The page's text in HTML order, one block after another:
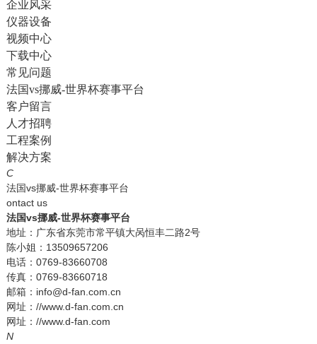
企业风采
仪器设备
视频中心
下载中心
常见问题
法国vs挪威-世界杯赛事平台
客户留言
人才招聘
工程案例
解决方案
C
法国vs挪威-世界杯赛事平台
ontact us
法国vs挪威-世界杯赛事平台
地址：广东省东莞市常平镇大呙恒丰二路2号
陈小姐：13509657206
电话：0769-83660708
传真：0769-83660718
邮箱：info@d-fan.com.cn
网址：//www.d-fan.com.cn
网址：//www.d-fan.com
N